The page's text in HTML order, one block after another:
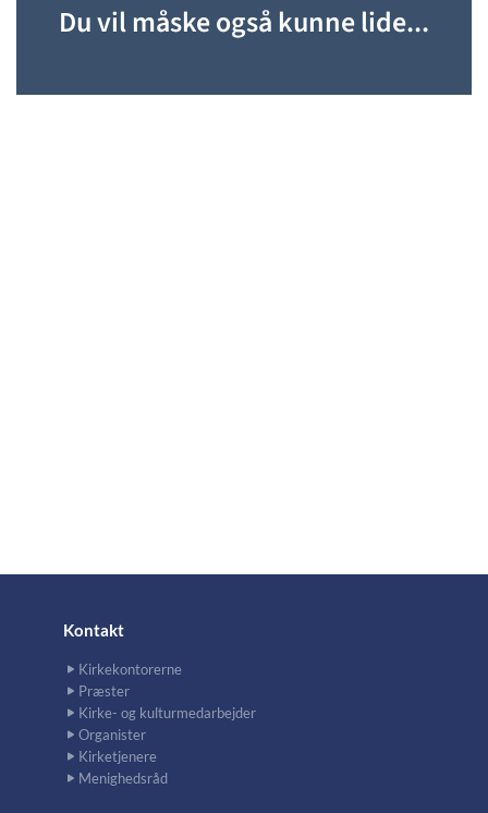
Du vil måske også kunne lide...
Kontakt
Kirkekontorerne
Præster
Kirke- og kulturmedarbejder
Organister
Kirketjenere
Menighedsråd